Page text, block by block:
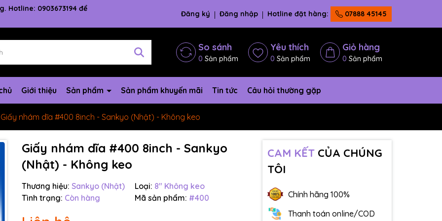
Hotline: 0903673194 để
Đăng ký Đăng nhập Hotline đặt hàng: 07888 45145
So sánh
0 Sản phẩm
Yêu thích
0 Sản phẩm
Giỏ hàng
0 Sản phẩm
Giới thiệu Sản phẩm Sản phẩm khuyến mãi Tin tức Câu hỏi thường gặp
Giấy nhám dĩa #400 8inch - Sankyo (Nhật) - Không keo
Giấy nhám dĩa #400 8inch - Sankyo
(Nhật) - Không keo
Thương hiệu: Sankyo (Nhật) Loại: 8" Không keo
Tình trạng: Còn hàng Mã sản phẩm: #400
CAM KẾTCỦA CHÚNG
TÔI
Chính hãng 100%
Thanh toán online/COD